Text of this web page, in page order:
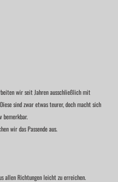
wir seit Jahren ausschließlich mit
sind zwar etwas teurer, doch macht sich
bemerkbar.
wir das Passende aus.
allen Richtungen leicht zu erreichen.